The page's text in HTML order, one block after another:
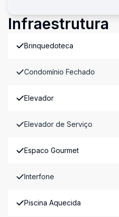
Infraestrutura
Brinquedoteca
Condomínio Fechado
Elevador
Elevador de Serviço
Espaco Gourmet
Interfone
Piscina Aquecida